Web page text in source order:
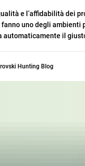
e l’affidabilità dei
uno degli ambienti
automaticamente il
Hunting Blog